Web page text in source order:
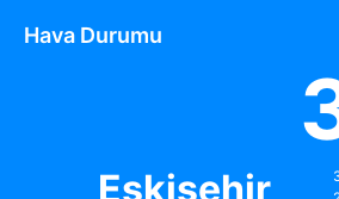
Hava Durumu
Eskişehir